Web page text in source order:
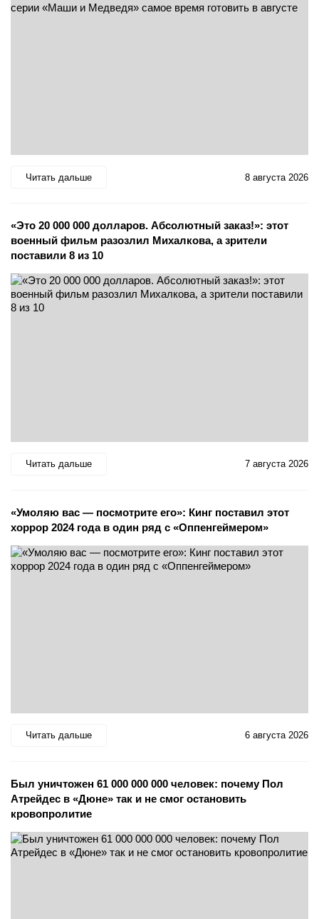
Читать дальше 8 августа 2026
«Это 20 000 000 долларов. Абсолютный заказ!»: этот
военный фильм разозлил Михалкова, а зрители
поставили 8 из 10
Читать дальше 7 августа 2026
«Умоляю вас — посмотрите его»: Кинг поставил этот
хоррор 2024 года в один ряд с «Оппенгеймером»
Читать дальше 6 августа 2026
Был уничтожен 61 000 000 000 человек: почему Пол
Атрейдес в «Дюне» так и не смог остановить
кровопролитие